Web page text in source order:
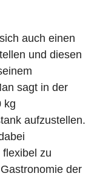
auch einen
und diesen
sagt in der
kg
aufzustellen.
zu
der